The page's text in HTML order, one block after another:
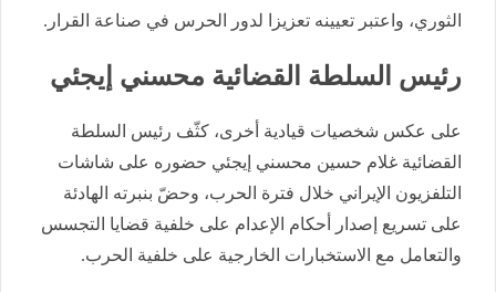
الثوري، واعتبر تعيينه تعزيزا لدور الحرس في صناعة القرار.
رئيس السلطة القضائية محسني إيجئي
على عكس شخصيات قيادية أخرى، كثّف رئيس السلطة
القضائية غلام حسين محسني إيجئي حضوره على شاشات
التلفزيون الإيراني خلال فترة الحرب، وحضّ بنبرته الهادئة
على تسريع إصدار أحكام الإعدام على خلفية قضايا التجسس
والتعامل مع الاستخبارات الخارجية على خلفية الحرب.